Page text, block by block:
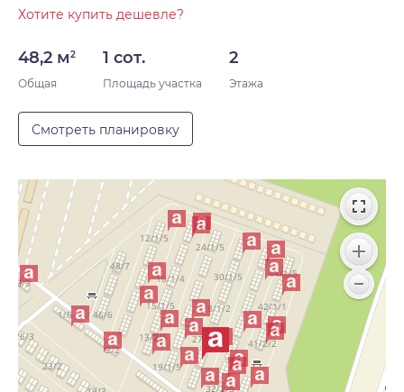
Хотите купить дешевле?
48,2 м2
Общая
1 сот.
Площадь участка
2
Этажа
Смотреть планировку